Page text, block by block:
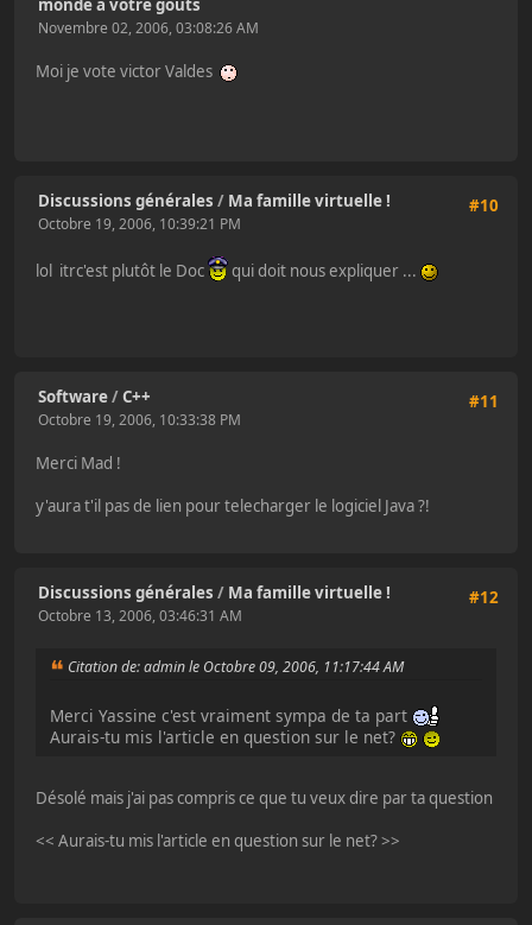
monde a votre gouts
Novembre 02, 2006, 03:08:26 AM
Moi je vote victor Valdes
#10
Discussions générales / Ma famille virtuelle !
Octobre 19, 2006, 10:39:21 PM
lol itrc'est plutôt le Doc qui doit nous expliquer ...
#11
Software/C++
Octobre 19, 2006, 10:33:38 PM
Merci Mad !
y'aura t'il pas de lien pour telecharger le logiciel Java ?!
#12
Discussions générales / Ma famille virtuelle !
Octobre 13, 2006, 03:46:31 AM
Citation de: admin le Octobre 09, 2006, 11:17:44 AM
Merci Yassine c'est vraiment sympa de ta part
Aurais-tu mis l'article en question sur le net?
Désolé mais j'ai pas compris ce que tu veux dire par ta question
<< Aurais-tu mis l'article en question sur le net? >>